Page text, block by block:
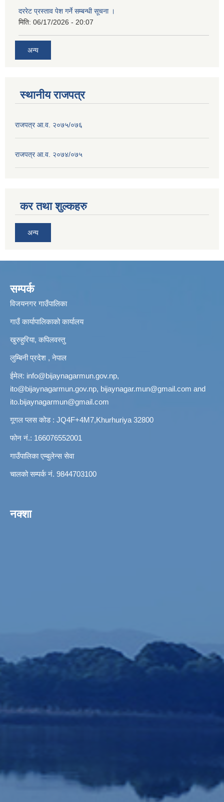
दररेट प्रस्ताव पेश गर्ने सम्बन्धी सूचना ।
मिति: 06/17/2026 - 20:07
अन्य
स्थानीय राजपत्र
राजपत्र आ.व. २०७५/०७६
राजपत्र आ.व. २०७४/०७५
कर तथा शुल्कहरु
अन्य
सम्पर्क
विजयनगर गाउँपालिका
गाउँ कार्यापालिकाको कार्यालय
खुरुहुरिया, कपिलवस्तु
लुम्बिनी प्रदेश , नेपाल
ईमेल: info@bijaynagarmun.gov.np,
ito@bijaynagarmun.gov.np, bijaynagar.mun@gmail.com and
ito.bijaynagarmun@gmail.com
गूगल प्लस कोड : JQ4F+4M7,Khurhuriya 32800
फोन नं.: 166076552001
गाउँपालिका एम्बुलेन्स सेवा
चालको सम्पर्क नं. 9844703100
नक्शा